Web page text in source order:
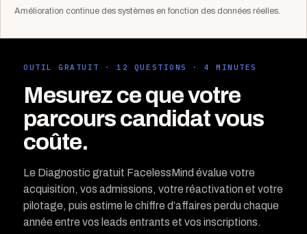
Amélioration continue des systèmes en fonction des données réelles.
OUTIL GRATUIT · 12 QUESTIONS · 4 MINUTES
Mesurez ce que votre
parcours candidat vous
coûte.
Le Diagnostic gratuit FacelessMind évalue votre
acquisition, vos admissions, votre réactivation et votre
pilotage, puis estime le chiffre d’affaires perdu chaque
année entre vos leads entrants et vos inscriptions.